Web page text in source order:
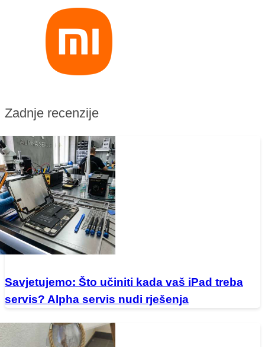
Zadnje recenzije
Savjetujemo: Što učiniti kada vaš iPad treba
servis? Alpha servis nudi rješenja